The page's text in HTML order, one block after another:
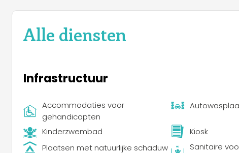
Alle diensten
Infrastructuur
Accommodaties voor
gehandicapten
Kinderzwembad Kiosk
Plaatsen met natuurlijke schaduw
Sanitaire